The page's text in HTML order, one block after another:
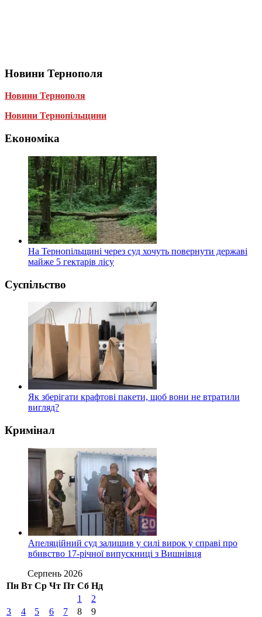
Новини Тернополя
Новини Тернополя
Новини Тернопільщини
Економіка
На Тернопільщині через суд хочуть повернути державі
майже 5 гектарів лісу
Суспільство
Як зберігати крафтові пакети, щоб вони не втратили
вигляд?
Кримінал
Апеляційний суд залишив у силі вирок у справі про
вбивство 17-річної випускниці з Вишнівця
Серпень 2026
Пн Вт Ср Чт Пт Сб Нд
1
2
3
4 5 6 7 8
9